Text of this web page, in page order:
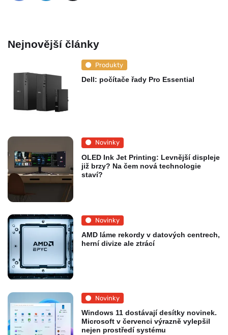
Nejnovější články
Produkty
Dell: počítače řady Pro Essential
Novinky
OLED Ink Jet Printing: Levnější displeje
již brzy? Na čem nová technologie
staví?
Novinky
AMD láme rekordy v datových centrech,
herní divize ale ztrácí
Novinky
Windows 11 dostávají desítky novinek.
Microsoft v červenci výrazně vylepšil
nejen prostředí systému